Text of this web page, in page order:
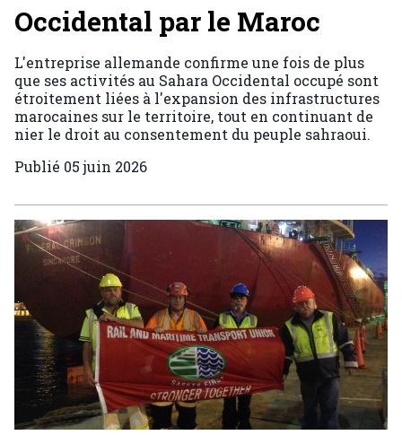
Occidental par le Maroc
L'entreprise allemande confirme une fois de plus
que ses activités au Sahara Occidental occupé sont
étroitement liées à l'expansion des infrastructures
marocaines sur le territoire, tout en continuant de
nier le droit au consentement du peuple sahraoui.
Publié 05 juin 2026